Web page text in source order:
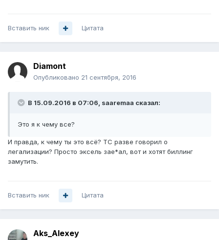
Вставить ник Цитата
Diamont
Опубликовано 21 сентября, 2016
В 15.09.2016 в 07:06, saaremaa сказал:
Это я к чему все?
И правда, к чему ты это всё? ТС разве говорил о
легализации? Просто эксель зае*ал, вот и хотят биллинг
замутить.
Вставить ник Цитата
Aks_Alexey